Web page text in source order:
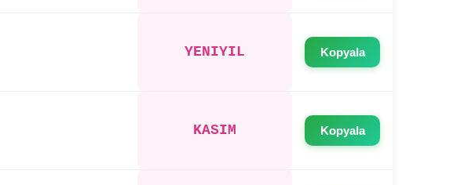
YENIYIL Kopyala
KASIM Kopyala